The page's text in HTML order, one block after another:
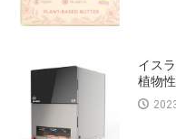
イス
植物性